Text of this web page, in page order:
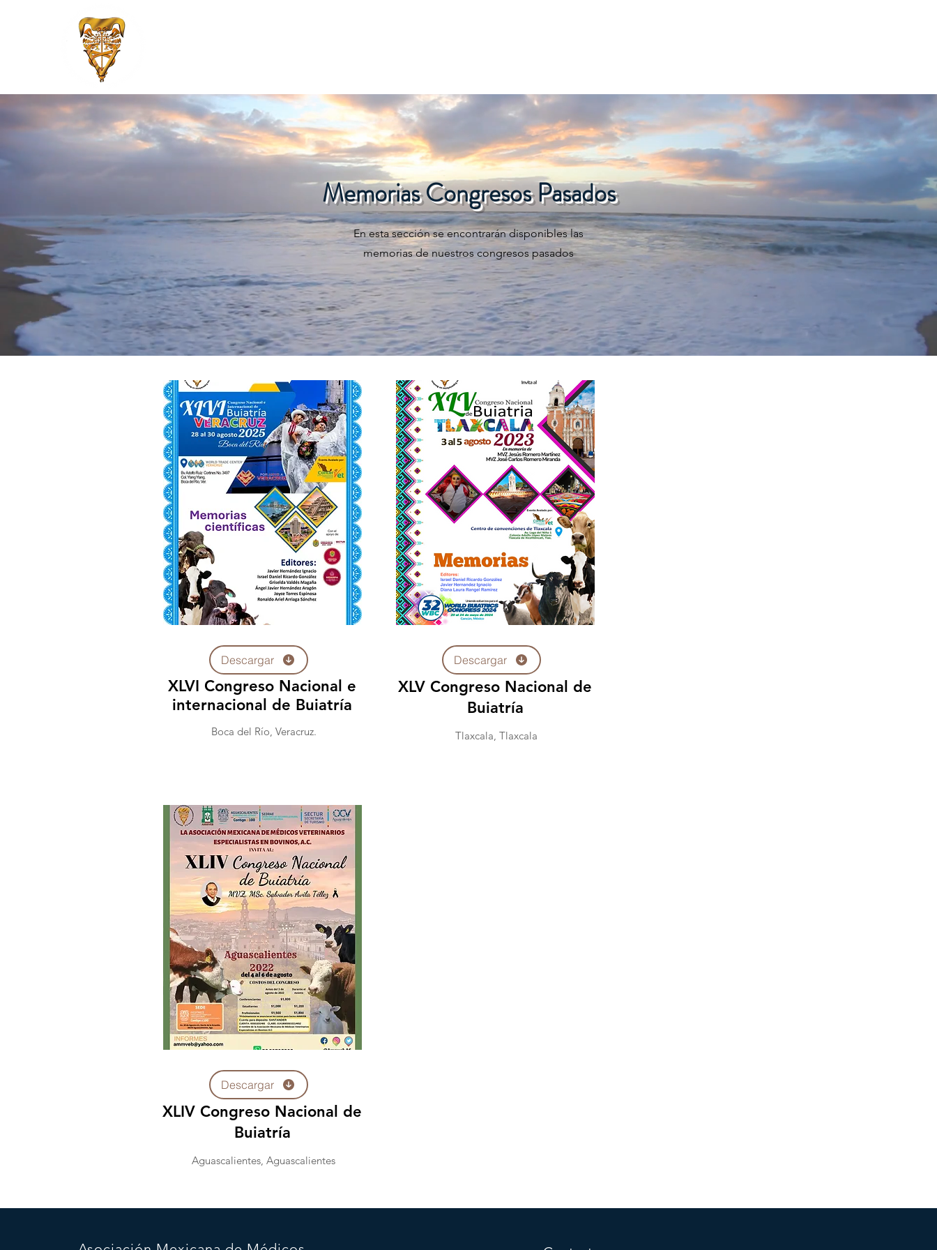
Memorias Congresos Pasados
En esta sección se encontrarán disponibles las
memorias de nuestros congresos pasados
Descargar
XLVI Congreso Nacional e
internacional de Buiatría
Boca del Río, Veracruz.
Descargar
XLV Congreso Nacional de
Buiatría
Tlaxcala, Tlaxcala
Descargar
XLIV Congreso Nacional de
Buiatría
Aguascalientes, Aguascalientes